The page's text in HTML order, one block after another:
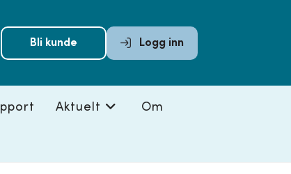
Bli kunde Logg inn
Aktuelt Om